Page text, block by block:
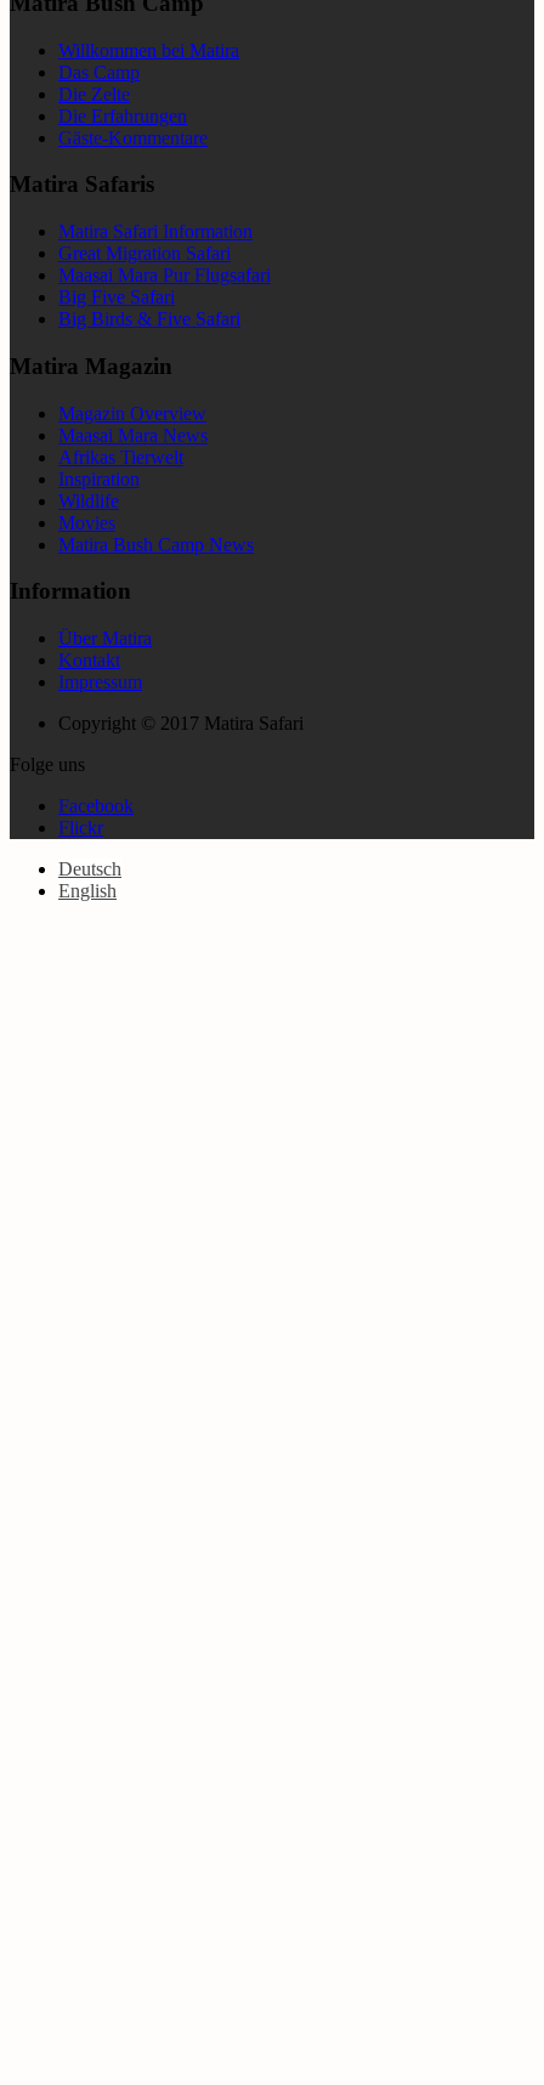
Willkommen bei Matira
Das Camp
Die Zelte
Die Erfahrungen
Gäste-Kommentare
Matira Safaris
Matira Safari Information
Great Migration Safari
Maasai Mara Pur Flugsafari
Big Five Safari
Big Birds & Five Safari
Matira Magazin
Magazin Overview
Maasai Mara News
Afrikas Tierwelt
Inspiration
Wildlife
Movies
Matira Bush Camp News
Information
Über Matira
Kontakt
Impressum
Copyright © 2017 Matira Safari
Folge uns
Facebook
Flickr
Deutsch
English